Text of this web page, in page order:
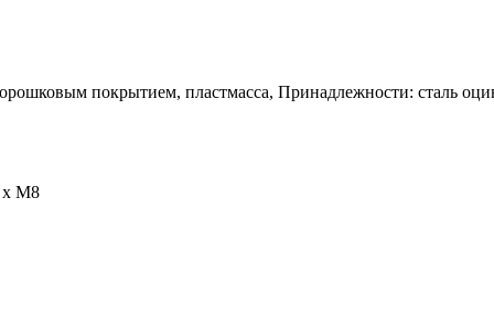
покрытием, пластмасса, Принадлежности: сталь
x M8